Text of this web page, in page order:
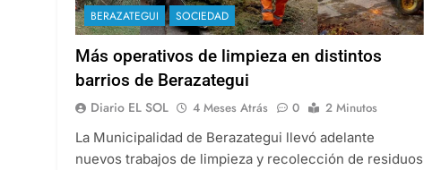
BERAZATEGUI SOCIEDAD
Más operativos de limpieza en distintos
barrios de Berazategui
Diario EL SOL 4 Meses Atrás 0
2 Minutos
La Municipalidad de Berazategui llevó adelante
nuevos trabajos de limpieza y recolección de residuos